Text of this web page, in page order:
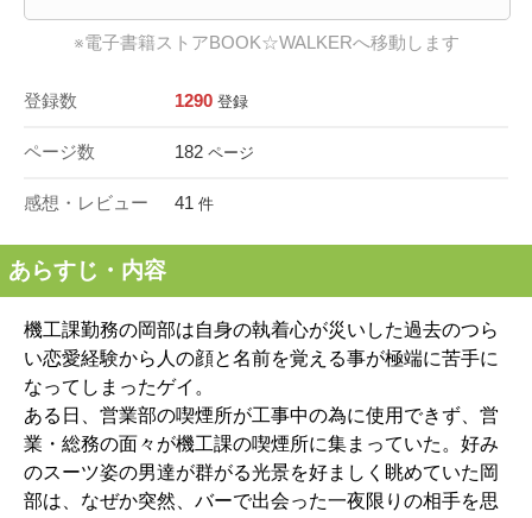
※電子書籍ストアBOOK☆WALKERへ移動します
登録数 1290 登録
ページ数 182 ページ
感想・レビュー 41 件
あらすじ・内容
機工課勤務の岡部は自身の執着心が災いした過去のつら
い恋愛経験から人の顔と名前を覚える事が極端に苦手に
なってしまったゲイ。
ある日、営業部の喫煙所が工事中の為に使用できず、営
業・総務の面々が機工課の喫煙所に集まっていた。好み
のスーツ姿の男達が群がる光景を好ましく眺めていた岡
部は、なぜか突然、バーで出会った一夜限りの相手を思